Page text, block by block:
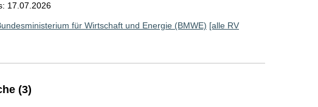
17.07.2026
für Wirtschaft und Energie (BMWE) [alle RV
(3)